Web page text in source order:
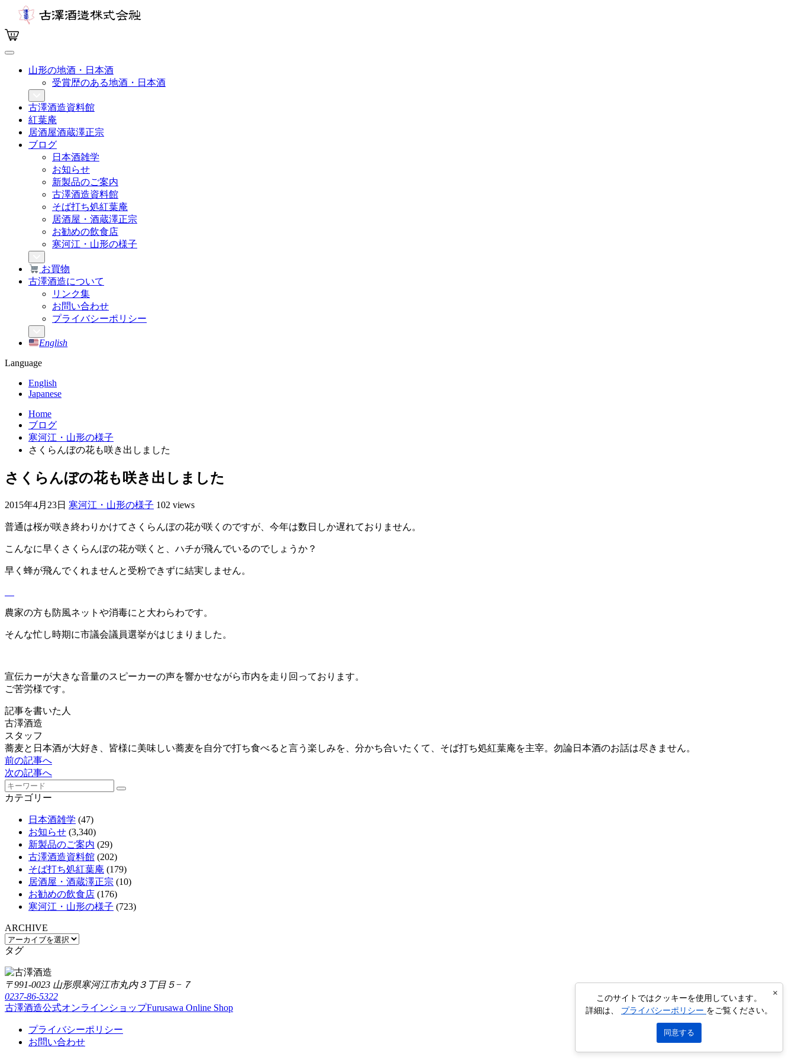
山形の地酒・日本酒
受賞歴のある地酒・日本酒
古澤酒造資料館
紅葉庵
居酒屋酒蔵澤正宗
ブログ
日本酒雑学
お知らせ
新製品のご案内
古澤酒造資料館
そば打ち処紅葉庵
居酒屋・酒蔵澤正宗
お勧めの飲食店
寒河江・山形の様子
お買物
古澤酒造について
リンク集
お問い合わせ
プライバシーポリシー
English
Language
English
Japanese
Home
ブログ
寒河江・山形の様子
さくらんぼの花も咲き出しました
さくらんぼの花も咲き出しました
2015年4月23日 寒河江・山形の様子 102 views
普通は桜が咲き終わりかけてさくらんぼの花が咲くのですが、今年は数日しか遅れておりません。
こんなに早くさくらんぼの花が咲くと、ハチが飛んでいるのでしょうか？
早く蜂が飛んでくれませんと受粉できずに結実しません。
農家の方も防風ネットや消毒にと大わらわです。
そんな忙し時期に市議会議員選挙がはじまりました。
宣伝カーが大きな音量のスピーカーの声を響かせながら市内を走り回っております。
ご苦労様です。
記事を書いた人
古澤酒造
スタッフ
蕎麦と日本酒が大好き、皆様に美味しい蕎麦を自分で打ち食べると言う楽しみを、分かち合いたくて、そば打ち処紅葉庵を主宰。勿論日本酒のお話は尽きません。
前の記事へ
次の記事へ
カテゴリー
日本酒雑学 (47)
お知らせ (3,340)
新製品のご案内 (29)
古澤酒造資料館 (202)
そば打ち処紅葉庵 (179)
居酒屋・酒蔵澤正宗 (10)
お勧めの飲食店 (176)
寒河江・山形の様子 (723)
ARCHIVE
タグ
〒991-0023 山形県寒河江市丸内３丁目５−７
0237-86-5322
古澤酒造公式オンラインショップFurusawa Online Shop
プライバシーポリシー
お問い合わせ
このサイトではクッキーを使用しています。
詳細は、 プライバシーポリシー をご覧ください。
同意する
×